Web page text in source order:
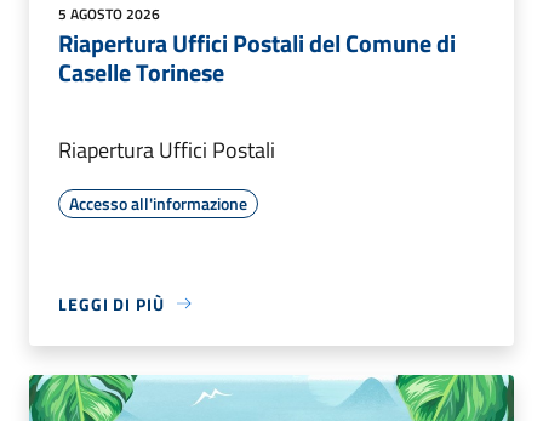
5 AGOSTO 2026
Riapertura Uffici Postali del Comune di
Caselle Torinese
Riapertura Uffici Postali
Accesso all'informazione
LEGGI DI PIÙ